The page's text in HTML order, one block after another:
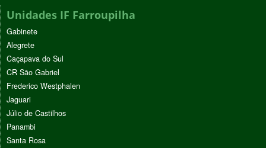
Unidades IF Farroupilha
Gabinete
Alegrete
Caçapava do Sul
CR São Gabriel
Frederico Westphalen
Jaguari
Júlio de Castilhos
Panambi
Santa Rosa